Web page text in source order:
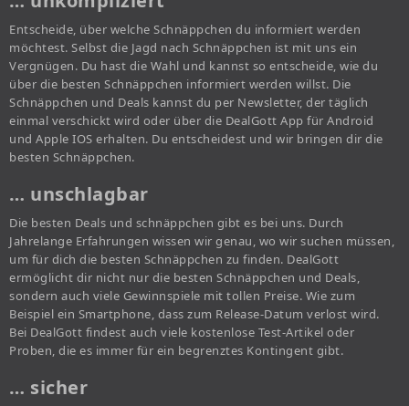
Entscheide, über welche Schnäppchen du informiert werden
möchtest. Selbst die Jagd nach Schnäppchen ist mit uns ein
Vergnügen. Du hast die Wahl und kannst so entscheide, wie du
über die besten Schnäppchen informiert werden willst. Die
Schnäppchen und Deals kannst du per Newsletter, der täglich
einmal verschickt wird oder über die DealGott App für Android
und Apple IOS erhalten. Du entscheidest und wir bringen dir die
besten Schnäppchen.
… unschlagbar
Die besten Deals und schnäppchen gibt es bei uns. Durch
Jahrelange Erfahrungen wissen wir genau, wo wir suchen müssen,
um für dich die besten Schnäppchen zu finden. DealGott
ermöglicht dir nicht nur die besten Schnäppchen und Deals,
sondern auch viele Gewinnspiele mit tollen Preise. Wie zum
Beispiel ein Smartphone, dass zum Release-Datum verlost wird.
Bei DealGott findest auch viele kostenlose Test-Artikel oder
Proben, die es immer für ein begrenztes Kontingent gibt.
… sicher